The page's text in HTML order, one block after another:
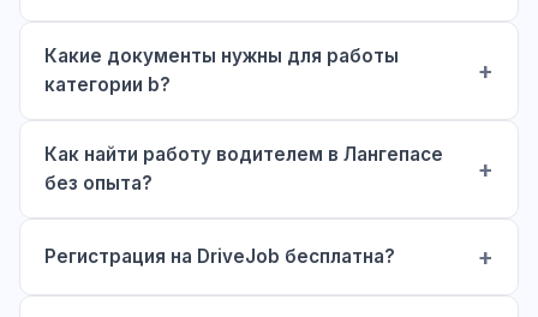
Какие документы нужны для работы
категории b?
Как найти работу водителем в Лангепасе
без опыта?
Регистрация на DriveJob бесплатна?